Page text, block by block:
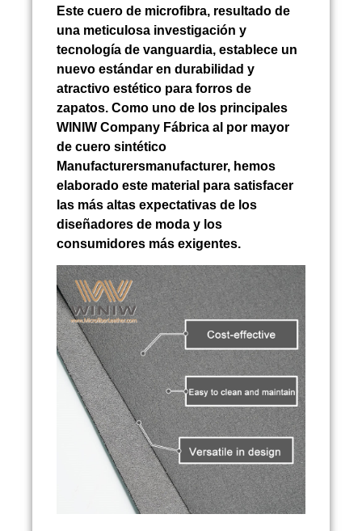
Este cuero de microfibra, resultado de
una meticulosa investigación y
tecnología de vanguardia, establece un
nuevo estándar en durabilidad y
atractivo estético para forros de
zapatos. Como uno de los principales
WINIW Company Fábrica al por mayor
de cuero sintético
Manufacturersmanufacturer, hemos
elaborado este material para satisfacer
las más altas expectativas de los
diseñadores de moda y los
consumidores más exigentes.